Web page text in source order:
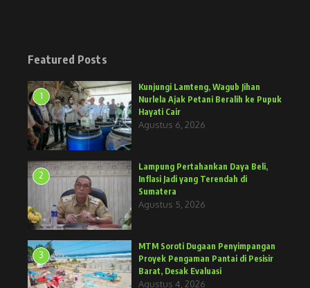
Featured Posts
1
Kunjungi Lamteng, Wagub Jihan
Nurlela Ajak Petani Beralih ke Pupuk
Hayati Cair
Agustus 6, 2026
2
Lampung Pertahankan Daya Beli,
Inflasi Jadi yang Terendah di
Sumatera
Agustus 5, 2026
3
MTM Soroti Dugaan Penyimpangan
Proyek Pengaman Pantai di Pesisir
Barat, Desak Evaluasi
Agustus 4, 2026